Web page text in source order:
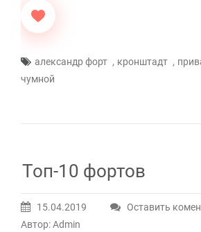
александр форт , кронштадт ,
чумной
Топ-10 фортов
15.04.2019
Оставить
Автор: Admin